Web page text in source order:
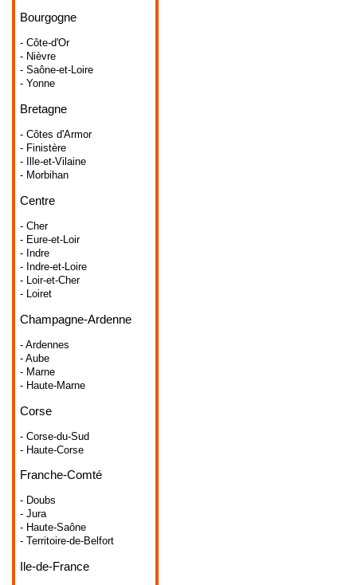
Bourgogne
- Côte-d'Or
- Nièvre
- Saône-et-Loire
- Yonne
Bretagne
- Côtes d'Armor
- Finistère
- Ille-et-Vilaine
- Morbihan
Centre
- Cher
- Eure-et-Loir
- Indre
- Indre-et-Loire
- Loir-et-Cher
- Loiret
Champagne-Ardenne
- Ardennes
- Aube
- Marne
- Haute-Marne
Corse
- Corse-du-Sud
- Haute-Corse
Franche-Comté
- Doubs
- Jura
- Haute-Saône
- Territoire-de-Belfort
Ile-de-France